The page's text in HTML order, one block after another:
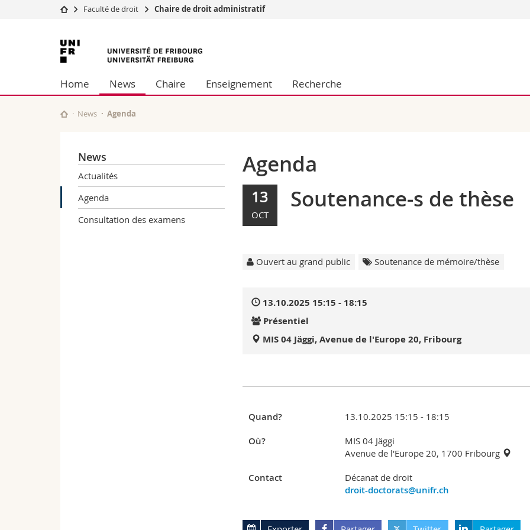
Université
Recherche
Université
Formation continue
Sciences économiques et sociales et management
Lettres et sciences humaines
Chercheurs
Faculté de droit Chaire de droit administratif
Université
de
Fribourg
Home News Chaire Enseignement Recherche
News Agenda
News
Actualités
Agenda
Consultation des examens
Agenda
13
OCT
Soutenance-s de thèse
Ouvert au grand public Soutenance de mémoire/thèse
13.10.2025 15:15 - 18:15
Présentiel
MIS 04 Jäggi, Avenue de l'Europe 20, Fribourg
Quand? 13.10.2025 15:15 - 18:15
Où?
MIS 04 Jäggi
Avenue de l'Europe 20, 1700 Fribourg
Contact Décanat de droit
droit-doctorats@unifr.ch